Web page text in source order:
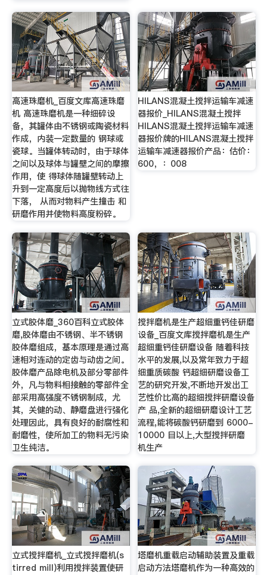
高速珠磨机_百度文库高速珠磨
机 高速珠磨机是一种细碎设
备，其罐体由不锈钢或陶瓷材料
作成，内装一定数量的 钢球或
瓷球。当罐体转动时，由于球体
之间以及球体与罐壁之间的摩擦
作用，使 得球体随罐壁转动上
升到一定高度后以抛物线方式往
下落， 从而对物料产生撞击 和
研磨作用并使物料高度粉碎。
HILANS混凝土搅拌运输车减速
器报价_HILANS混凝土搅拌
HILANS混凝土搅拌运输车减速
器报价牌的HILANS混凝土搅拌
运输车减速器报价产品：估价：
600，：008
立式胶体磨_360百科立式胶体
磨,胶体磨由不锈钢、半不锈钢
胶体磨组成，基本原理是通过高
速相对连动的定齿与动齿之间。
胶体磨产品除电机及部分零部件
外，凡与物料相接触的零部件全
部采用高强度不锈钢制成，尤
其，关健的动、静磨盘进行强化
处理因此，具有良好的耐腐性和
耐磨性，使所加工的物料无污染
卫生纯洁。
搅拌磨机是生产超细重钙佳研磨
设备_百度文库搅拌磨机是生产
超细重钙佳研磨设备 随着科技
水平的发展,以及常年致力于超
细重质碳酸 钙超细研磨设备工
艺的研究开发,不断地开发出工
艺性价比高的超细搅拌研磨设备
产 品,全新的超细研磨设计工艺
流程,能将碳酸钙研磨到 6000-
10000 目以上,大型搅拌研磨
机生产
立式搅拌磨机_立式搅拌磨机(s
tirred mill)利用搅拌装置使研
塔磨机重载启动辅助装置及重载
启动方法塔磨机作为一种高效的